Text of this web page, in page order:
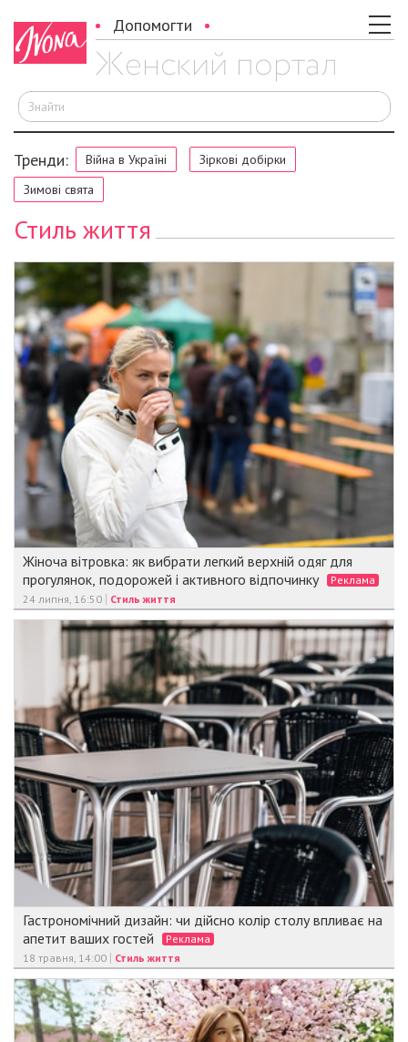
Допомогти
Тренди: Війна в Україні
Зіркові добірки
Зимові свята
Стиль життя
Жіноча вітровка: як вибрати легкий верхній одяг для
прогулянок, подорожей і активного відпочинку
Реклама
24 липня, 16:50
Стиль життя
Гастрономічний дизайн: чи дійсно колір столу впливає на
апетит ваших гостей
Реклама
18 травня, 14:00
Стиль життя